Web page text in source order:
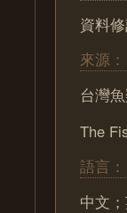
資料
來源：
台灣
The
語言：
中文